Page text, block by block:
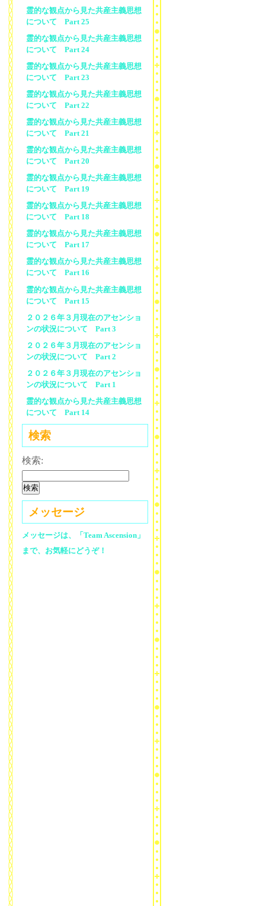
霊的な観点から見た共産主義思想
について Part 25
霊的な観点から見た共産主義思想
について Part 24
霊的な観点から見た共産主義思想
について Part 23
霊的な観点から見た共産主義思想
について Part 22
霊的な観点から見た共産主義思想
について Part 21
霊的な観点から見た共産主義思想
について Part 20
霊的な観点から見た共産主義思想
について Part 19
霊的な観点から見た共産主義思想
について Part 18
霊的な観点から見た共産主義思想
について Part 17
霊的な観点から見た共産主義思想
について Part 16
霊的な観点から見た共産主義思想
について Part 15
２０２６年３月現在のアセンショ
ンの状況について Part 3
２０２６年３月現在のアセンショ
ンの状況について Part 2
２０２６年３月現在のアセンショ
ンの状況について Part 1
霊的な観点から見た共産主義思想
について Part 14
検索
検索:
メッセージ
メッセージは、「Team Ascension」
まで、お気軽にどうぞ！